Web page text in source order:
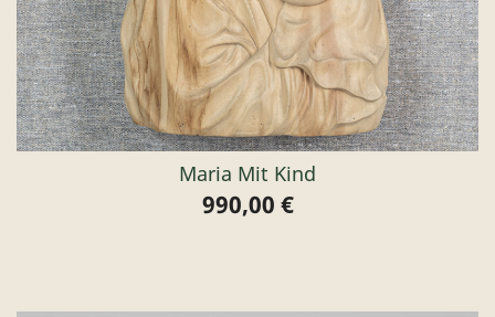
Maria Mit Kind
Preis
990,00 €